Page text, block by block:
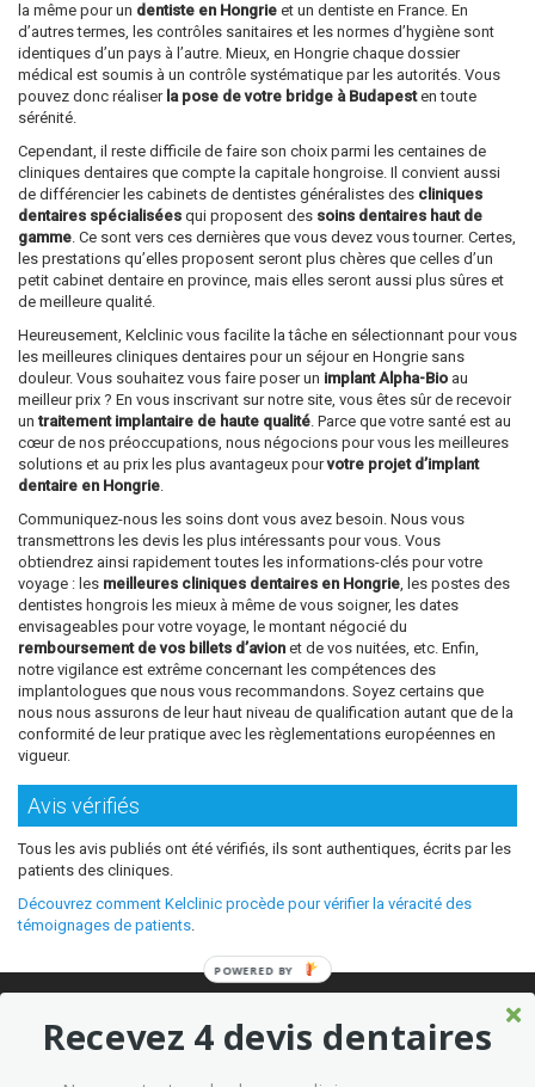
la même pour un dentiste en Hongrie et un dentiste en France. En
d’autres termes, les contrôles sanitaires et les normes d’hygiène sont
identiques d’un pays à l’autre. Mieux, en Hongrie chaque dossier
médical est soumis à un contrôle systématique par les autorités. Vous
pouvez donc réaliser la pose de votre bridge à Budapesten toute
sérénité.
Cependant, il reste difficile de faire son choix parmi les centaines de
cliniques dentaires que compte la capitale hongroise. Il convient aussi
de différencier les cabinets de dentistes généralistes des cliniques
dentaires spécialisées qui proposent des soins dentaires haut de
gamme. Ce sont vers ces dernières que vous devez vous tourner. Certes,
les prestations qu’elles proposent seront plus chères que celles d’un
petit cabinet dentaire en province, mais elles seront aussi plus sûres et
de meilleure qualité.
Heureusement, Kelclinic vous facilite la tâche en sélectionnant pour vous
les meilleures cliniques dentaires pour un séjour en Hongrie sans
douleur. Vous souhaitez vous faire poser un implant Alpha-Bio au
meilleur prix ? En vous inscrivant sur notre site, vous êtes sûr de recevoir
untraitement implantaire de haute qualité. Parce que votre santé est au
cœur de nos préoccupations, nous négocions pour vous les meilleures
solutions et au prix les plus avantageux pourvotre projet d’implant
dentaire en Hongrie.
Communiquez-nous les soins dont vous avez besoin. Nous vous
transmettrons les devis les plus intéressants pour vous. Vous
obtiendrez ainsi rapidement toutes les informations-clés pour votre
voyage : les meilleures cliniques dentaires en Hongrie, les postes des
dentistes hongrois les mieux à même de vous soigner, les dates
envisageables pour votre voyage, le montant négocié du
remboursement de vos billets d’avion et de vos nuitées, etc. Enfin,
notre vigilance est extrême concernant les compétences des
implantologues que nous vous recommandons. Soyez certains que
nous nous assurons de leur haut niveau de qualification autant que de la
conformité de leur pratique avec les règlementations européennes en
vigueur.
Avis vérifiés
Tous les avis publiés ont été vérifiés, ils sont authentiques, écrits par les
patients des cliniques.
Découvrez comment Kelclinic procède pour vérifier la véracité des
témoignages de patients.
Recevez 4 devis dentaires
POWERED BY